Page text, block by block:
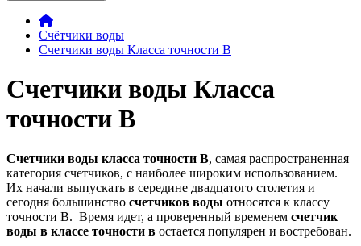
Счётчики воды
Счетчики воды Класса точности В
Счетчики воды Класса
точности В
Счетчики воды класса точности В, самая распространенная
категория счетчиков, с наиболее широким использованием.
Их начали выпускать в середине двадцатого столетия и
сегодня большинство счетчиков воды относятся к классу
точности В. Время идет, а проверенный временем счетчик
воды в классе точности в остается популярен и востребован.